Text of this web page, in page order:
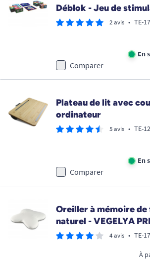
Déblok - Jeu de
2 avis • TE-
En
Comparer
Plateau de lit avec
ordinateur
5 avis • TE-
En
Comparer
Oreiller à mémoire de
naturel - VEGELYA
4 avis • TE-
À